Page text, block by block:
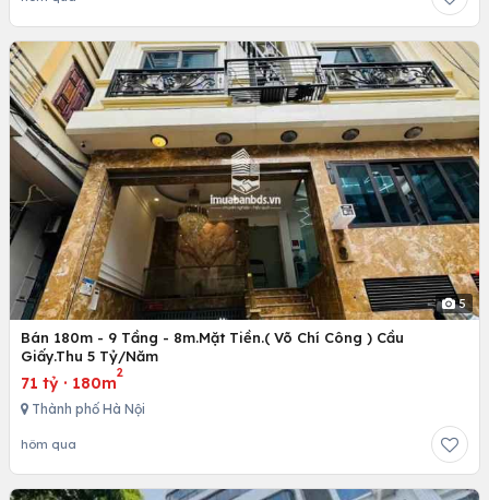
5
Bán 180m - 9 Tầng - 8m.Mặt Tiền.( Võ Chí Công ) Cầu
Giấy.Thu 5 Tỷ/Năm
71 tỷ · 180m
2
Thành phố Hà Nội
hôm qua